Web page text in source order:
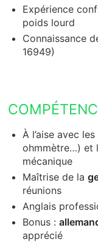
Expérience
poids lourd
Connaissance
16949)
À l’aise avec les
ohmmètre…) et
mécanique
Maîtrise de la
réunions
Anglais
Bonus :
apprécié